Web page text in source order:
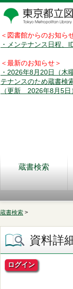
＜図書館からのお知
・メンテナンス日程
＜最新のお知らせ＞
・2026年8月20日（木
テナンスのため蔵書検
（更新 2026年8月5日
蔵書検索
蔵書検索 >
資料詳
ログイン